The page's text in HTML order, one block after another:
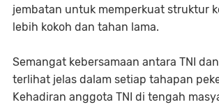
jembatan untuk memperkuat struktur
lebih kokoh dan tahan lama.
Semangat kebersamaan antara TNI
terlihat jelas dalam setiap tahapan
Kehadiran anggota TNI di tengah